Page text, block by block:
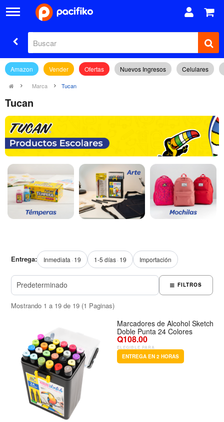
Amazon Vender Ofertas Nuevos Ingresos Celulares
Marca Tucan
Tucan
Entrega: Inmediata 19 1-5 días 19 Importación
FILTROS
Mostrando 1 a 19 de 19 (1 Paginas)
Marcadores de Alcohol Sketch
Doble Punta 24 Colores
Q108.00
ELEGIBLE PARA
ENTREGA EN 2 HORAS